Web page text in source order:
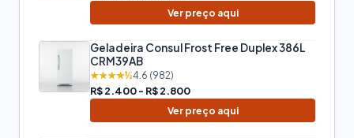
Ver preço aqui
Geladeira Consul Frost Free Duplex 386L
CRM39AB
★★★★½4.6 (982)
R$ 2.400 - R$ 2.800
Ver preço aqui